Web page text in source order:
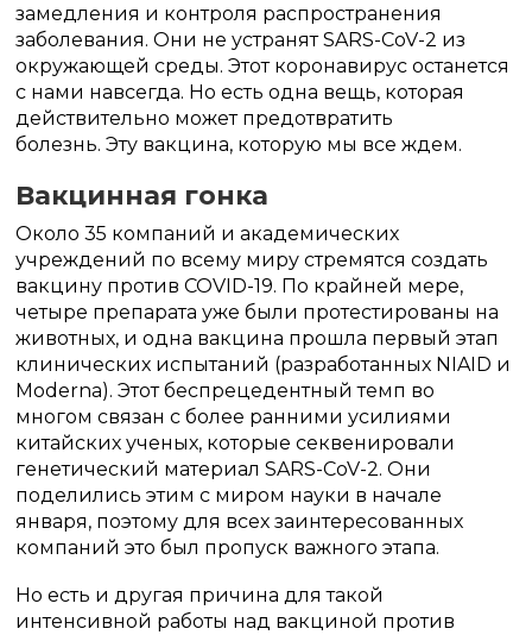
замедления и контроля распространения
заболевания.Они не устранят SARS-CoV-2 из
окружающей среды.Этот коронавирус останется
с нами навсегда. Но есть одна вещь, которая
действительно может предотвратить
болезнь.Эту вакцина, которую мы все ждем.
Вакцинная гонка
Около 35 компаний и академических
учреждений по всему миру стремятся создать
вакцину против COVID-19. По крайней мере,
четыре препарата уже были протестированы на
животных, и одна вакцина прошла первый этап
клинических испытаний (разработанных NIAID и
Moderna).Этот беспрецедентный темп во
многом связан с более ранними усилиями
китайских ученых, которые секвенировали
генетический материал SARS-CoV-2.Они
поделились этим с миром науки в начале
января, поэтому для всех заинтересованных
компаний это был пропуск важного этапа.
Но есть и другая причина для такой
интенсивной работы над вакциной против